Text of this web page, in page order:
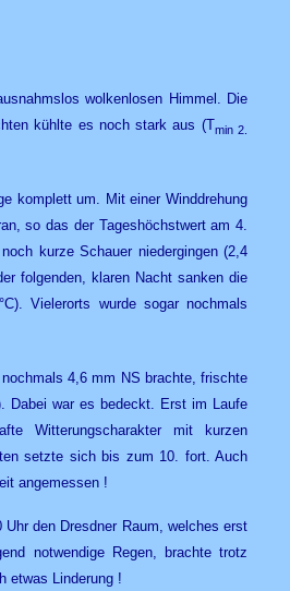
wolkenlosen Himmel. Die
kühlte es noch stark aus (Tmin 2.
komplett um. Mit einer Winddrehung
so das der Tageshöchstwert am 4.
kurze Schauer niedergingen (2,4
folgenden, klaren Nacht sanken die
Vielerorts wurde sogar nochmals
4,6 mm NS brachte, frischte
Dabei war es bedeckt. Erst im Laufe
Witterungscharakter mit kurzen
setzte sich bis zum 10. fort. Auch
angemessen !
den Dresdner Raum, welches erst
notwendige Regen, brachte trotz
etwas Linderung !